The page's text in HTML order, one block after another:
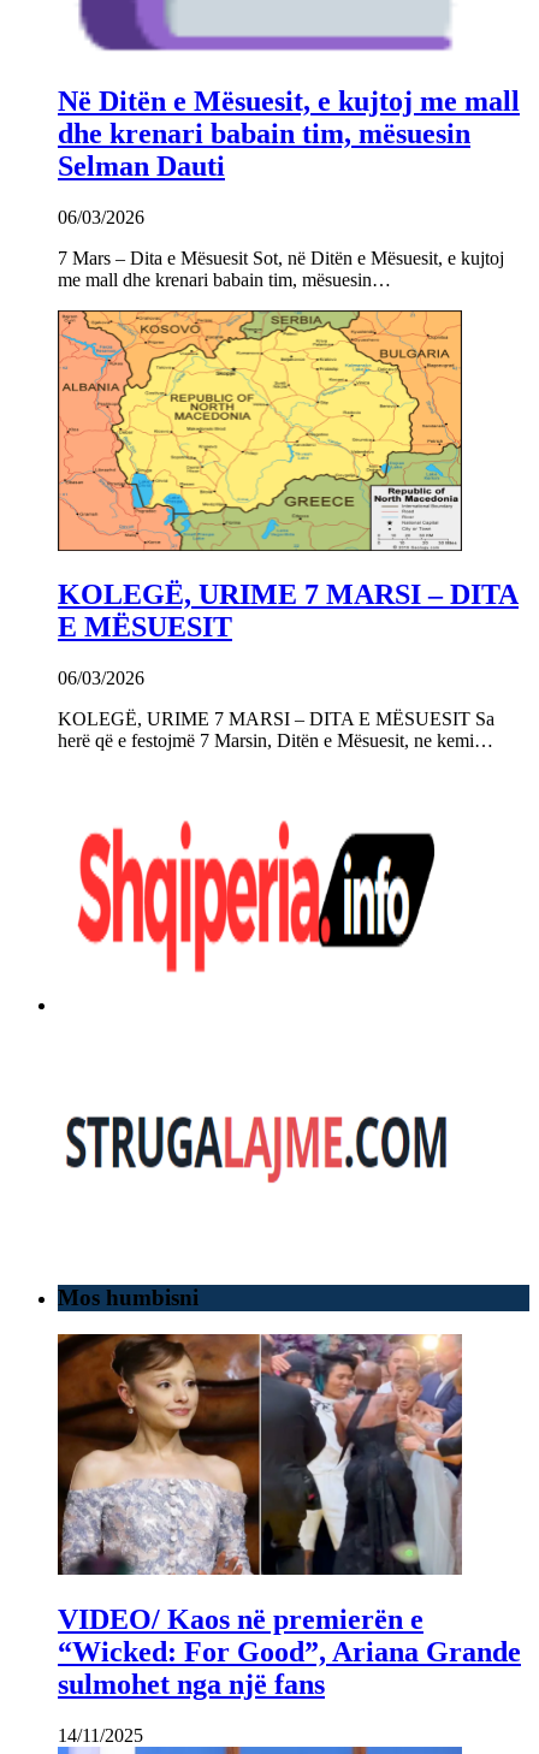
Në Ditën e Mësuesit, e kujtoj me mall
dhe krenari babain tim, mësuesin
Selman Dauti
06/03/2026
7 Mars – Dita e Mësuesit Sot, në Ditën e Mësuesit, e kujtoj
me mall dhe krenari babain tim, mësuesin…
KOLEGË, URIME 7 MARSI – DITA
E MËSUESIT
06/03/2026
KOLEGË, URIME 7 MARSI – DITA E MËSUESIT Sa
herë që e festojmë 7 Marsin, Ditën e Mësuesit, ne kemi…
Mos humbisni
VIDEO/ Kaos në premierën e
“Wicked: For Good”, Ariana Grande
sulmohet nga një fans
14/11/2025